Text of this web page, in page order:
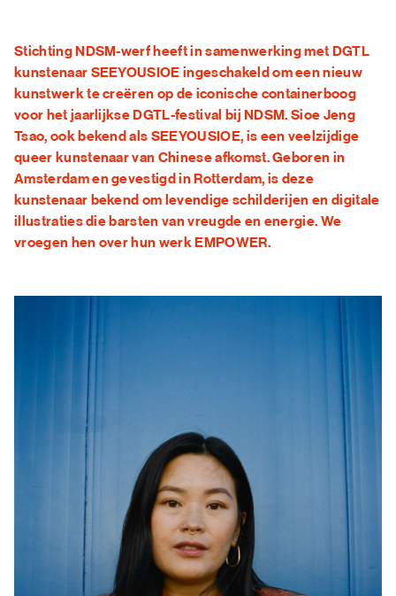
Stichting NDSM-werf heeft in samenwerking met DGTL
kunstenaar SEEYOUSIOE ingeschakeld om een nieuw
kunstwerk te creëren op de iconische containerboog
voor het jaarlijkse DGTL-festival bij NDSM. Sioe Jeng
Tsao, ook bekend als SEEYOUSIOE, is een veelzijdige
queer kunstenaar van Chinese afkomst. Geboren in
Amsterdam en gevestigd in Rotterdam, is deze
kunstenaar bekend om levendige schilderijen en digitale
illustraties die barsten van vreugde en energie. We
vroegen hen over hun werk EMPOWER.